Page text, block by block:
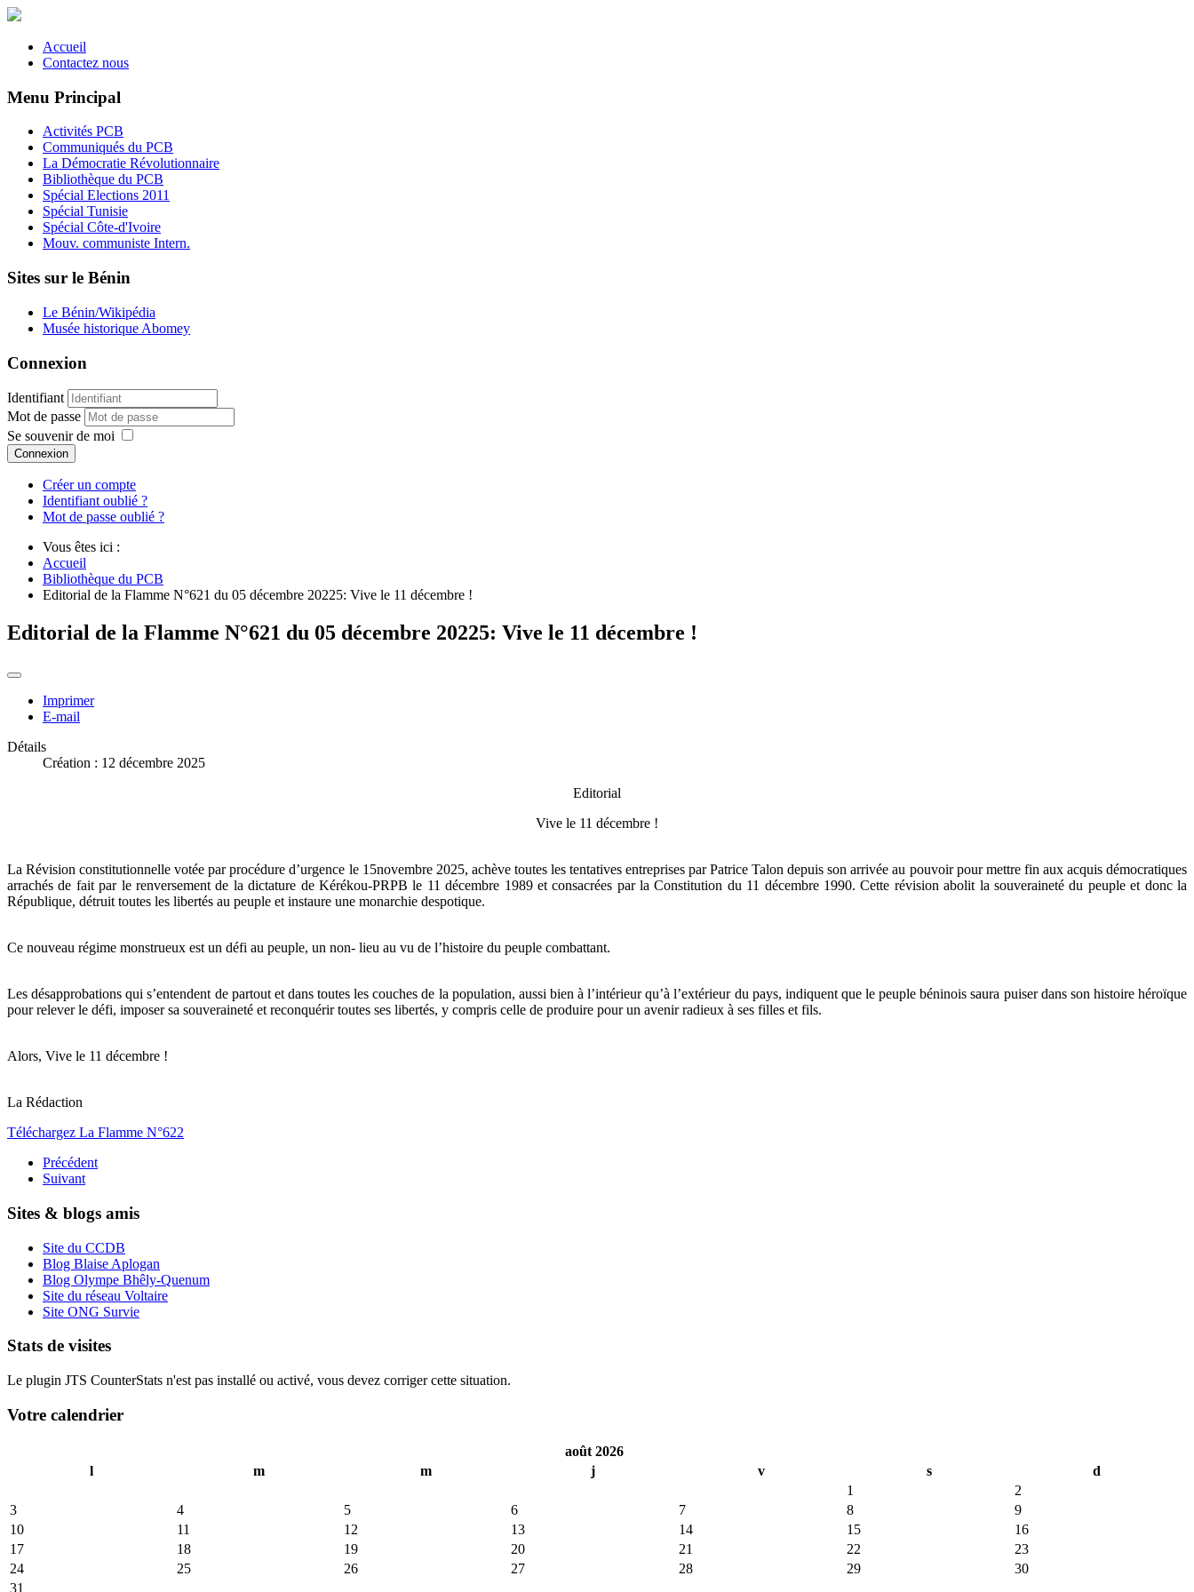
Accueil
Contactez nous
Menu Principal
Activités PCB
Communiqués du PCB
La Démocratie Révolutionnaire
Bibliothèque du PCB
Spécial Elections 2011
Spécial Tunisie
Spécial Côte-d'Ivoire
Mouv. communiste Intern.
Sites sur le Bénin
Le Bénin/Wikipédia
Musée historique Abomey
Connexion
Identifiant
Mot de passe
Se souvenir de moi
Connexion
Créer un compte
Identifiant oublié ?
Mot de passe oublié ?
Vous êtes ici :
Accueil
Bibliothèque du PCB
Editorial de la Flamme N°621 du 05 décembre 20225: Vive le 11 décembre !
Editorial de la Flamme N°621 du 05 décembre 20225: Vive le 11 décembre !
Imprimer
E-mail
Détails
Création : 12 décembre 2025
Editorial
Vive le 11 décembre !
La Révision constitutionnelle votée par procédure d’urgence le 15novembre 2025, achève toutes les tentatives entreprises par Patrice Talon depuis son arrivée au pouvoir pour mettre fin aux acquis démocratiques
arrachés de fait par le renversement de la dictature de Kérékou-PRPB le 11 décembre 1989 et consacrées par la Constitution du 11 décembre 1990. Cette révision abolit la souveraineté du peuple et donc la
République, détruit toutes les libertés au peuple et instaure une monarchie despotique.
Ce nouveau régime monstrueux est un défi au peuple, un non- lieu au vu de l’histoire du peuple combattant.
Les désapprobations qui s’entendent de partout et dans toutes les couches de la population, aussi bien à l’intérieur qu’à l’extérieur du pays, indiquent que le peuple béninois saura puiser dans son histoire héroïque
pour relever le défi, imposer sa souveraineté et reconquérir toutes ses libertés, y compris celle de produire pour un avenir radieux à ses filles et fils.
Alors, Vive le 11 décembre !
La Rédaction
Téléchargez La Flamme N°622
Précédent
Suivant
Sites & blogs amis
Site du CCDB
Blog Blaise Aplogan
Blog Olympe Bhêly-Quenum
Site du réseau Voltaire
Site ONG Survie
Stats de visites
Le plugin JTS CounterStats n'est pas installé ou activé, vous devez corriger cette situation.
Votre calendrier
août 2026
l
m m j v s
d
1
2
3
4 5 6 7 8
9
10
11 12 13 14 15
16
17
18 19 20 21 22
23
24
25 26 27 28 29
30
31